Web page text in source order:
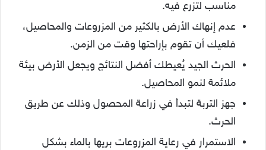
مناسب لتزرع فيه.
عدم إنهاك الأرض بالكثير من المزروعات والمحاصيل،
فلعيك أن تقوم بإراحتها وقت من الزمن.
الحرث الجيد يُعيطك أفضل النتائج ويجعل الأرض بيئة
ملائمة لنمو المحاصيل.
جهز التربة لتبدأ في زراعة المحصول وذلك عن طريق
الحرث.
الاستمرار في رعاية المزروعات بريها بالماء بشكل